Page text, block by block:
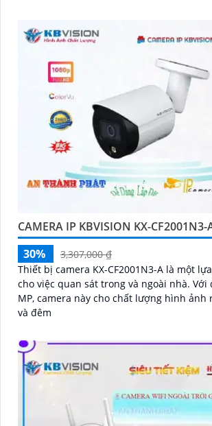
CAMERA IP KBVISION KX-CF2001N3-
30%
3,307,000 ₫
Thiết bị camera KX-CF2001N3-A là một
cho việc quan sát trong và ngoài nhà. Với độ phân giải 2.0
MP, camera này cho chất lượng hình ảnh
và đêm